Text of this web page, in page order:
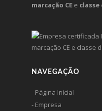
marcação CE e classe
NAVEGAÇÃO
- Página Inicial
- Empresa